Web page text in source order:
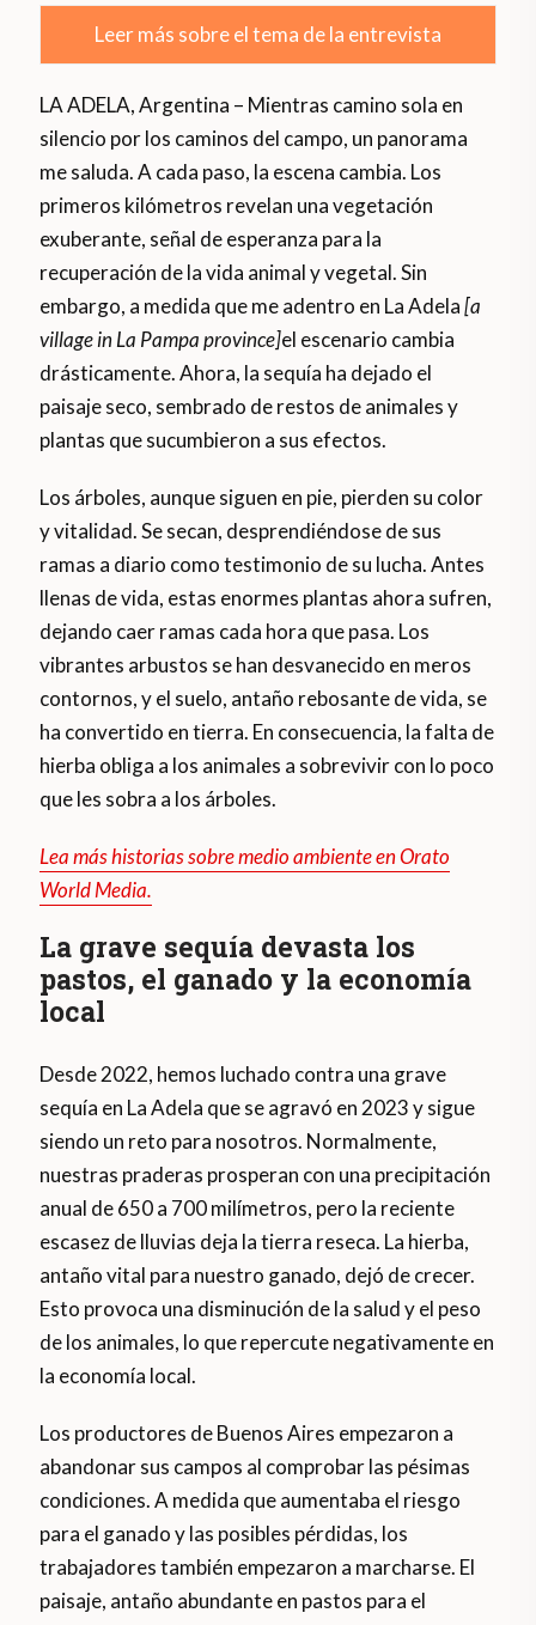
Leer más sobre el tema de la entrevista
LA ADELA, Argentina – Mientras camino sola en
silencio por los caminos del campo, un panorama
me saluda. A cada paso, la escena cambia. Los
primeros kilómetros revelan una vegetación
exuberante, señal de esperanza para la
recuperación de la vida animal y vegetal. Sin
embargo, a medida que me adentro en La Adela[a
village in La Pampa province]el escenario cambia
drásticamente. Ahora, la sequía ha dejado el
paisaje seco, sembrado de restos de animales y
plantas que sucumbieron a sus efectos.
Los árboles, aunque siguen en pie, pierden su color
y vitalidad. Se secan, desprendiéndose de sus
ramas a diario como testimonio de su lucha. Antes
llenas de vida, estas enormes plantas ahora sufren,
dejando caer ramas cada hora que pasa. Los
vibrantes arbustos se han desvanecido en meros
contornos, y el suelo, antaño rebosante de vida, se
ha convertido en tierra. En consecuencia, la falta de
hierba obliga a los animales a sobrevivir con lo poco
que les sobra a los árboles.
Lea más historias sobre medio ambiente en Orato
World Media.
La grave sequía devasta los
pastos, el ganado y la economía
local
Desde 2022, hemos luchado contra una grave
sequía en La Adela que se agravó en 2023 y sigue
siendo un reto para nosotros. Normalmente,
nuestras praderas prosperan con una precipitación
anual de 650 a 700 milímetros, pero la reciente
escasez de lluvias deja la tierra reseca. La hierba,
antaño vital para nuestro ganado, dejó de crecer.
Esto provoca una disminución de la salud y el peso
de los animales, lo que repercute negativamente en
la economía local.
Los productores de Buenos Aires empezaron a
abandonar sus campos al comprobar las pésimas
condiciones. A medida que aumentaba el riesgo
para el ganado y las posibles pérdidas, los
trabajadores también empezaron a marcharse. El
paisaje, antaño abundante en pastos para el